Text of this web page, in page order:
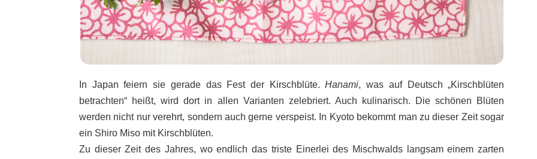
In Japan feiern sie gerade das Fest der Kirschblüte. Hanami, was auf Deutsch „Kirschblüten
betrachten“ heißt, wird dort in allen Varianten zelebriert. Auch kulinarisch. Die schönen Blüten
werden nicht nur verehrt, sondern auch gerne verspeist. In Kyoto bekommt man zu dieser Zeit sogar
ein Shiro Miso mit Kirschblüten.
Zu dieser Zeit des Jahres, wo endlich das triste Einerlei des Mischwalds langsam einem zarten